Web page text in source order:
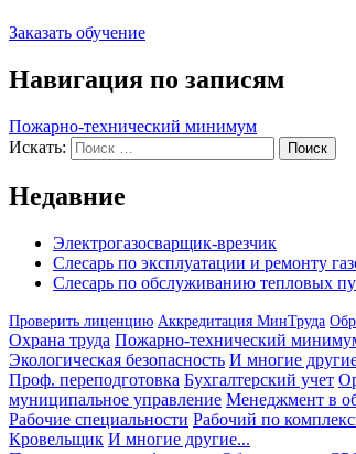
Заказать обучение
Навигация по записям
Пожарно-технический минимум
Искать:
Поиск
Недавние
Электрогазосварщик-врезчик
Слесарь по эксплуатации и ремонту
Слесарь по обслуживанию тепловых
Проверить лиценцию Аккредитация МинТруда
Охрана труда Пожарно-технический
Экологическая безопасность И многие
Проф. переподготовка Бухгалтерский учет
муниципальное управление Менеджмент в
Рабочие специальности Рабочий по
Кровельщик И многие другие...